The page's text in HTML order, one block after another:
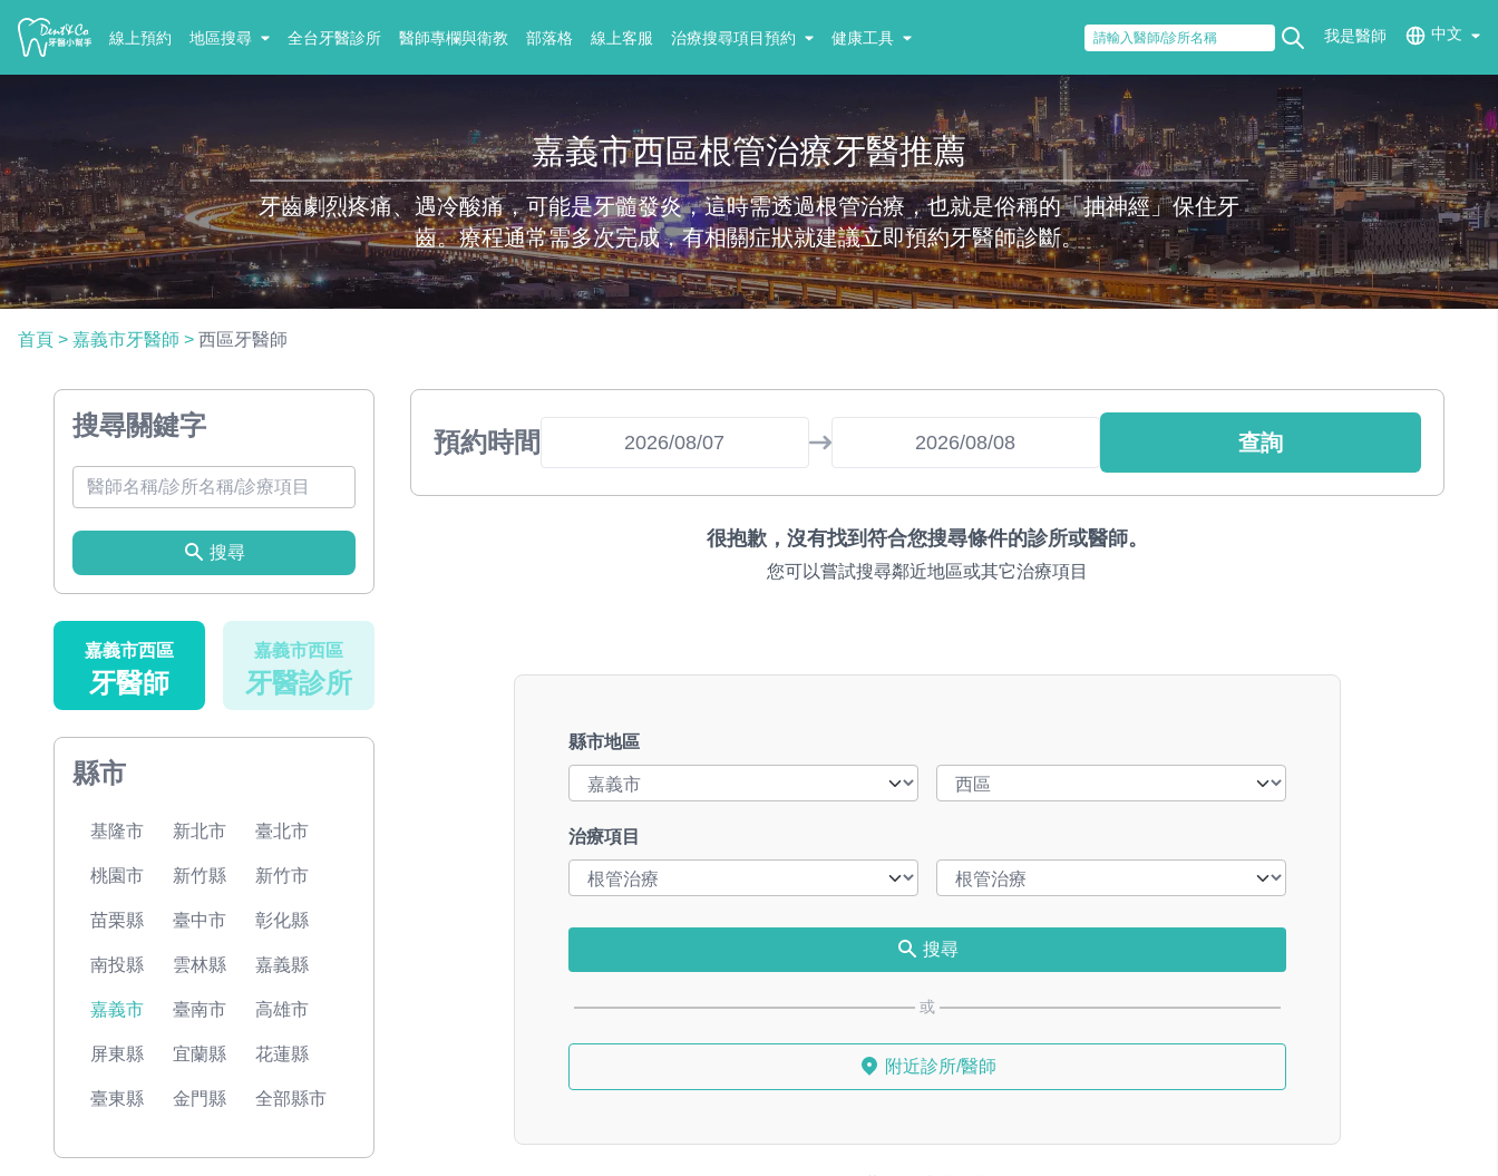
線上預約 地區搜尋 全台牙醫診所 醫師專欄與衛教 部落格 線上客服 治療搜尋項目預約 健康工具 我是醫師 中文
嘉義市西區根管治療牙醫推薦
牙齒劇烈疼痛、遇冷酸痛，可能是牙髓發炎，這時需透過根管治療，也就是俗稱的「抽神經」保住牙
齒。療程通常需多次完成，有相關症狀就建議立即預約牙醫師診斷。
首頁 > 嘉義市牙醫師 > 西區牙醫師
搜尋關鍵字
搜尋
嘉義市西區
牙醫師
嘉義市西區
牙醫診所
縣市
基隆市 新北市 臺北市
桃園市 新竹縣 新竹市
苗栗縣 臺中市 彰化縣
南投縣 雲林縣 嘉義縣
嘉義市 臺南市 高雄市
屏東縣 宜蘭縣 花蓮縣
臺東縣 金門縣 全部縣市
預約時間 查詢
很抱歉，沒有找到符合您搜尋條件的診所或醫師。
您可以嘗試搜尋鄰近地區或其它治療項目
縣市地區
治療項目
搜尋
或
附近診所/醫師